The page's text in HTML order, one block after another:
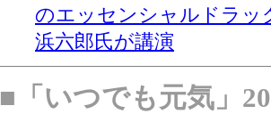
のエッセンシャルドラッ
浜六郎氏が講演
■「いつでも元気」